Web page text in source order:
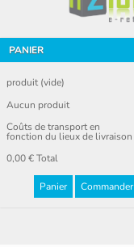
PANIER
produit (vide)
Aucun produit
Coûts de transport en
fonction du lieux de livraison
0,00 €Total
Panier Commander